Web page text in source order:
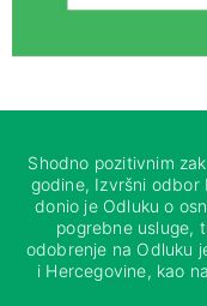
Shodno pozitivnim
godine, Izvršni odbor
donio je Odluku o
pogrebne usluge,
odobrenje na Odluku
i Hercegovine, kao